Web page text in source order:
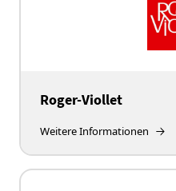
Roger-Viollet
Weitere Informationen